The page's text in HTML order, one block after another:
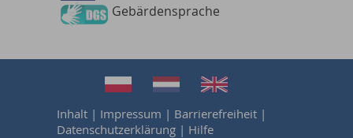
Barrierefreiheit
Gebärdensprache
Inhalt| Impressum | Barrierefreiheit|
Datenschutzerklärung| Hilfe